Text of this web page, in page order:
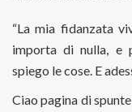
“La mia fidanzata
importa di nulla, e
spiego le cose. E
Ciao pagina di